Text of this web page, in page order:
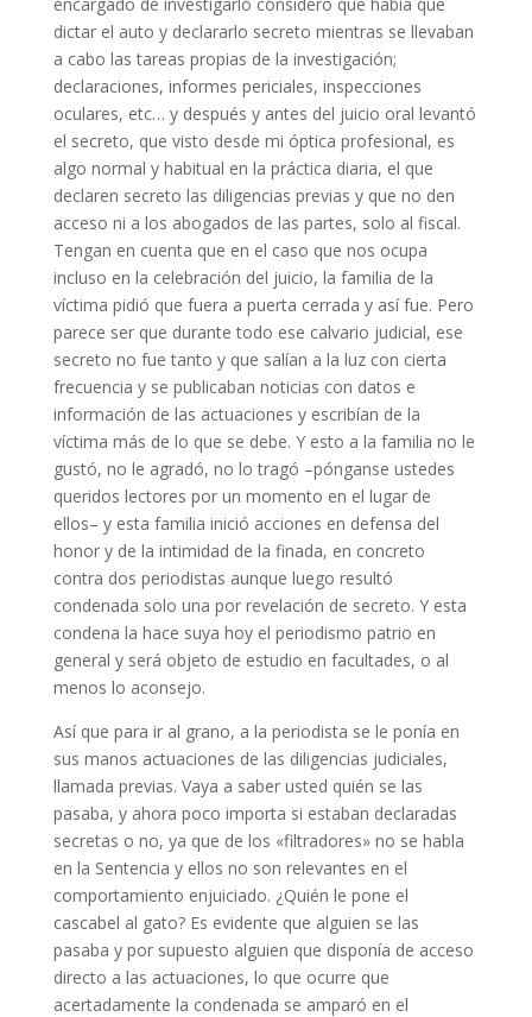
dictar el auto y declararlo secreto mientras se llevaban
a cabo las tareas propias de la investigación;
declaraciones, informes periciales, inspecciones
oculares, etc… y después y antes del juicio oral levantó
el secreto, que visto desde mi óptica profesional, es
algo normal y habitual en la práctica diaria, el que
declaren secreto las diligencias previas y que no den
acceso ni a los abogados de las partes, solo al fiscal.
Tengan en cuenta que en el caso que nos ocupa
incluso en la celebración del juicio, la familia de la
víctima pidió que fuera a puerta cerrada y así fue. Pero
parece ser que durante todo ese calvario judicial, ese
secreto no fue tanto y que salían a la luz con cierta
frecuencia y se publicaban noticias con datos e
información de las actuaciones y escribían de la
víctima más de lo que se debe. Y esto a la familia no le
gustó, no le agradó, no lo tragó –pónganse ustedes
queridos lectores por un momento en el lugar de
ellos– y esta familia inició acciones en defensa del
honor y de la intimidad de la finada, en concreto
contra dos periodistas aunque luego resultó
condenada solo una por revelación de secreto. Y esta
condena la hace suya hoy el periodismo patrio en
general y será objeto de estudio en facultades, o al
menos lo aconsejo.
Así que para ir al grano, a la periodista se le ponía en
sus manos actuaciones de las diligencias judiciales,
llamada previas. Vaya a saber usted quién se las
pasaba, y ahora poco importa si estaban declaradas
secretas o no, ya que de los «filtradores» no se habla
en la Sentencia y ellos no son relevantes en el
comportamiento enjuiciado. ¿Quién le pone el
cascabel al gato? Es evidente que alguien se las
pasaba y por supuesto alguien que disponía de acceso
directo a las actuaciones, lo que ocurre que
acertadamente la condenada se amparó en el